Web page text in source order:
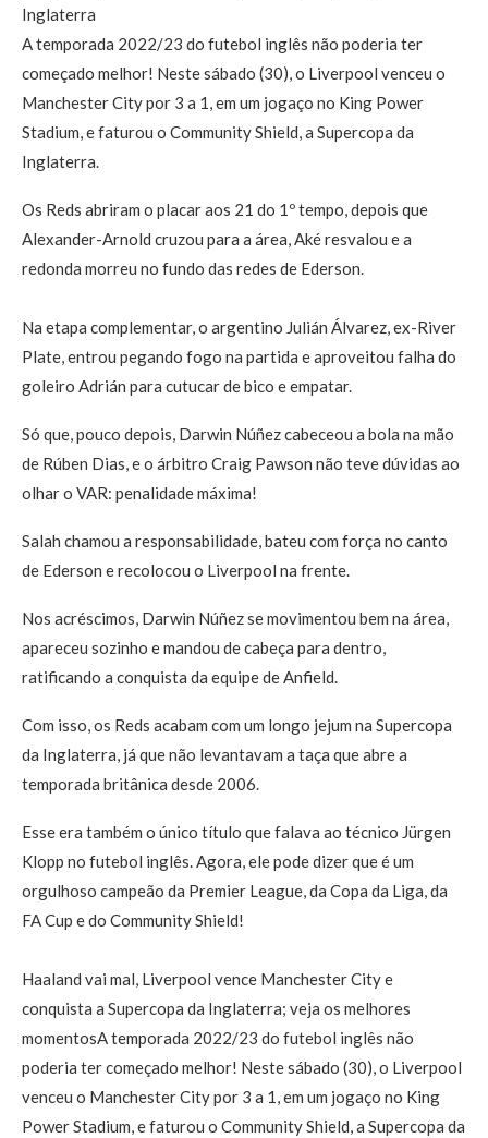
Inglaterra
A temporada 2022/23 do futebol inglês não poderia ter
começado melhor! Neste sábado (30), o Liverpool venceu o
Manchester City por 3 a 1, em um jogaço no King Power
Stadium, e faturou o Community Shield, a Supercopa da
Inglaterra.
Os Reds abriram o placar aos 21 do 1º tempo, depois que
Alexander-Arnold cruzou para a área, Aké resvalou e a
redonda morreu no fundo das redes de Ederson.
Na etapa complementar, o argentino Julián Álvarez, ex-River
Plate, entrou pegando fogo na partida e aproveitou falha do
goleiro Adrián para cutucar de bico e empatar.
Só que, pouco depois, Darwin Núñez cabeceou a bola na mão
de Rúben Dias, e o árbitro Craig Pawson não teve dúvidas ao
olhar o VAR: penalidade máxima!
Salah chamou a responsabilidade, bateu com força no canto
de Ederson e recolocou o Liverpool na frente.
Nos acréscimos, Darwin Núñez se movimentou bem na área,
apareceu sozinho e mandou de cabeça para dentro,
ratificando a conquista da equipe de Anfield.
Com isso, os Reds acabam com um longo jejum na Supercopa
da Inglaterra, já que não levantavam a taça que abre a
temporada britânica desde 2006.
Esse era também o único título que falava ao técnico Jürgen
Klopp no futebol inglês. Agora, ele pode dizer que é um
orgulhoso campeão da Premier League, da Copa da Liga, da
FA Cup e do Community Shield!
Haaland vai mal, Liverpool vence Manchester City e
conquista a Supercopa da Inglaterra; veja os melhores
momentosA temporada 2022/23 do futebol inglês não
poderia ter começado melhor! Neste sábado (30), o Liverpool
venceu o Manchester City por 3 a 1, em um jogaço no King
Power Stadium, e faturou o Community Shield, a Supercopa da